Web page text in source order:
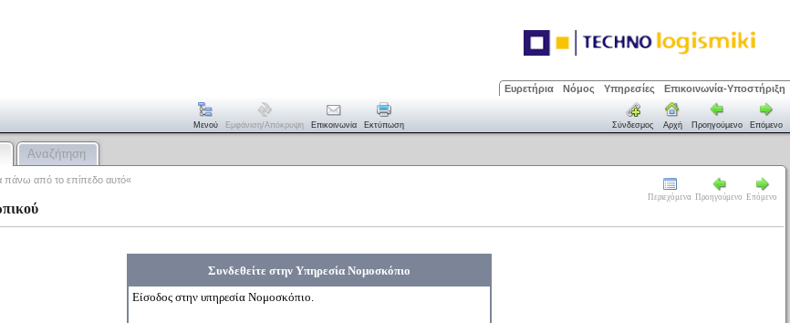
Ευρετήρια Νόμος Υπηρεσίες Επικοινωνία-Υποστήριξη
Μενού Εμφάνιση/απόκρυψη Επικοινωνία Εκτύπωση Σύνδεσμος Αρχή Προηγούμενο Επόμενο
Αναζήτηση